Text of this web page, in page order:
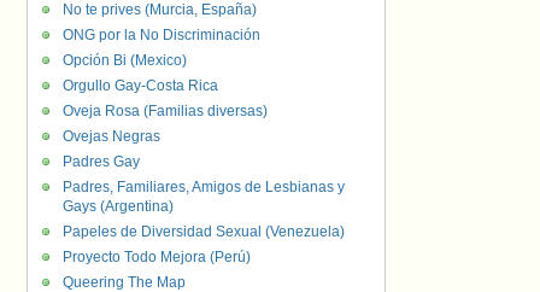
No te prives (Murcia, España)
ONG por la No Discriminación
Opción Bi (Mexico)
Orgullo Gay-Costa Rica
Oveja Rosa (Familias diversas)
Ovejas Negras
Padres Gay
Padres, Familiares, Amigos de Lesbianas y
Gays (Argentina)
Papeles de Diversidad Sexual (Venezuela)
Proyecto Todo Mejora (Perú)
Queering The Map